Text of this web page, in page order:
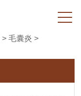
>毛囊炎 >